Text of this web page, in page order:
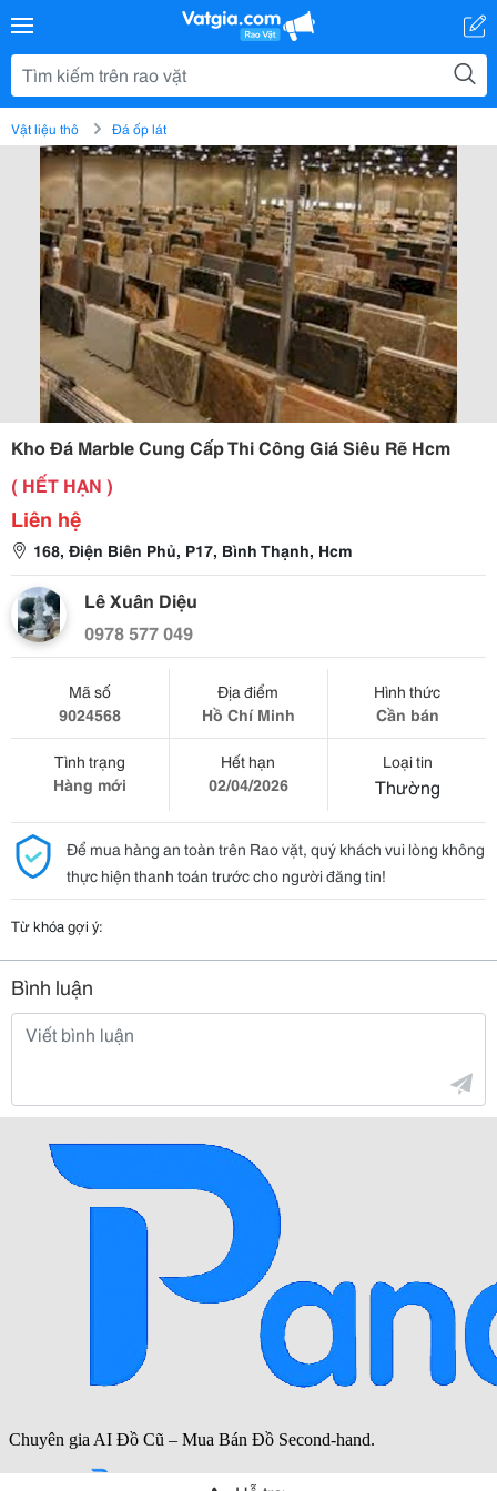
Vật liệu thô Đá ốp lát
Kho Đá Marble Cung Cấp Thi Công Giá Siêu Rẽ Hcm
( HẾT HẠN )
Liên hệ
168, Điện Biên Phủ, P17, Bình Thạnh, Hcm
Lê Xuân Diệu
0978 577 049
Mã số
9024568
Địa điểm
Hồ Chí Minh
Hình thức
Cần bán
Tình trạng
Hàng mới
Hết hạn
02/04/2026
Loại tin
Thường
Để mua hàng an toàn trên Rao vặt, quý khách vui lòng không
thực hiện thanh toán trước cho người đăng tin!
Từ khóa gợi ý:
Bình luận